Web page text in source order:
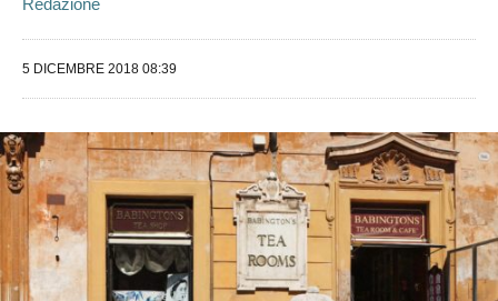
Redazione
5 DICEMBRE 2018 08:39